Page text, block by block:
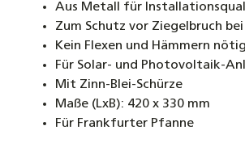
Aus Metall für
Zum Schutz vor Ziegelbruch
Kein Flexen und Hämmern nötig
Für Solar- und Photovoltaik-
Mit Zinn-Blei-Schürze
Maße (LxB): 420 x 330 mm
Für Frankfurter Pfanne